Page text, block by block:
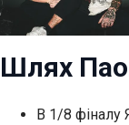
Шлях
В 1/8 фіналу